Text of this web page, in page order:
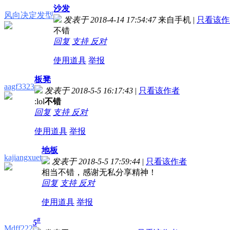
风向决定发型
沙发
发表于 2018-4-14 17:54:47 来自手机 | 只看该
不错
回复 支持 反对
使用道具 举报
aagf3323
板凳
发表于 2018-5-5 16:17:43 | 只看该作者
:lol不错
回复 支持 反对
使用道具 举报
kajiangxuet
地板
发表于 2018-5-5 17:59:44 | 只看该作者
相当不错，感谢无私分享精神！
回复 支持 反对
使用道具 举报
Mdff222
5#